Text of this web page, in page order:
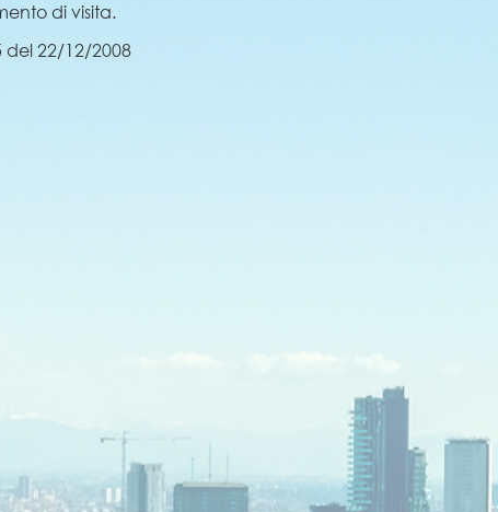
di visita.
del 22/12/2008